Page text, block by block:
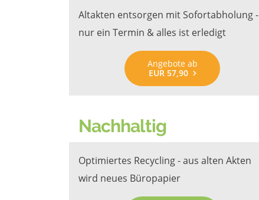
Altakten entsorgen mit Sofortabholung -
nur ein Termin & alles ist erledigt
Angebote ab
EUR 57,90
Nachhaltig
Optimiertes Recycling - aus alten Akten
wird neues Büropapier